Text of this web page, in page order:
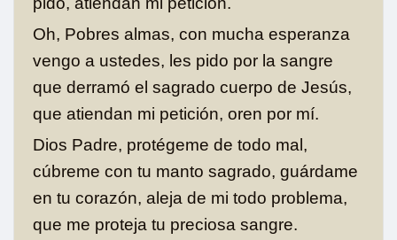
Oh, Pobres almas, con mucha esperanza
vengo a ustedes, les pido por la sangre
que derramó el sagrado cuerpo de Jesús,
que atiendan mi petición, oren por mí.
Dios Padre, protégeme de todo mal,
cúbreme con tu manto sagrado, guárdame
en tu corazón, aleja de mi todo problema,
que me proteja tu preciosa sangre.